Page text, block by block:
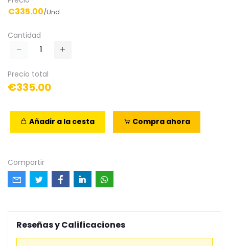
€335.00/Und
Cantidad
Precio total
€335.00
Añadir a la cesta Compra ahora
Compartir
Reseñas y Calificaciones